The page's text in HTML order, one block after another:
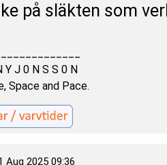
på släkten som
Y J 0 N S S 0 N
Space and Pace.
Aug 2025 09:36